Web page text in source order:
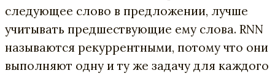
следующее слово в предложении, лучше
учитывать предшествующие ему слова. RNN
называются рекуррентными, потому что они
выполняют одну и ту же задачу для каждого